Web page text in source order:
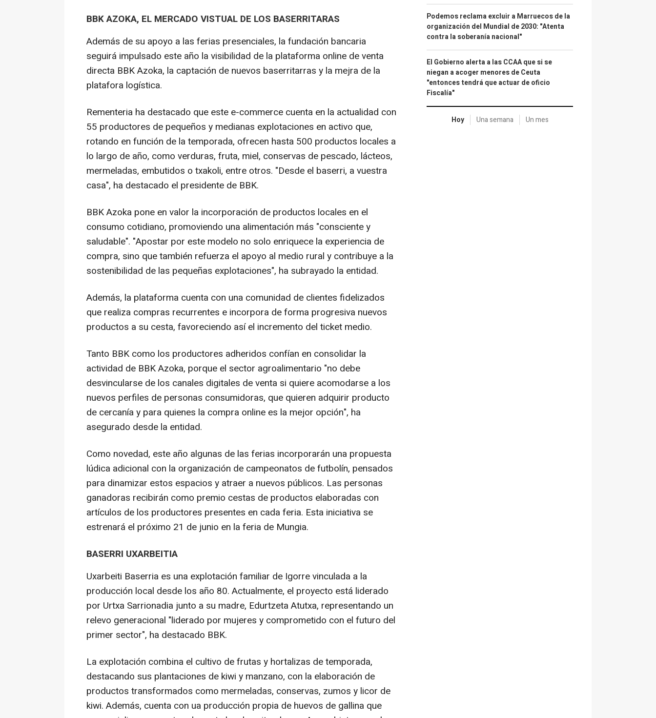
BBK AZOKA, EL MERCADO VISTUAL DE LOS BASERRITARAS
Además de su apoyo a las ferias presenciales, la fundación bancaria
seguirá impulsado este año la visibilidad de la plataforma online de venta
directa BBK Azoka, la captación de nuevos baserritarras y la mejra de la
platafora logística.
Rementeria ha destacado que este e-commerce cuenta en la actualidad con
55 productores de pequeños y medianas explotaciones en activo que,
rotando en función de la temporada, ofrecen hasta 500 productos locales a
lo largo de año, como verduras, fruta, miel, conservas de pescado, lácteos,
mermeladas, embutidos o txakoli, entre otros. "Desde el baserri, a vuestra
casa", ha destacado el presidente de BBK.
BBK Azoka pone en valor la incorporación de productos locales en el
consumo cotidiano, promoviendo una alimentación más "consciente y
saludable". "Apostar por este modelo no solo enriquece la experiencia de
compra, sino que también refuerza el apoyo al medio rural y contribuye a la
sostenibilidad de las pequeñas explotaciones", ha subrayado la entidad.
Además, la plataforma cuenta con una comunidad de clientes fidelizados
que realiza compras recurrentes e incorpora de forma progresiva nuevos
productos a su cesta, favoreciendo así el incremento del ticket medio.
Tanto BBK como los productores adheridos confían en consolidar la
actividad de BBK Azoka, porque el sector agroalimentario "no debe
desvincularse de los canales digitales de venta si quiere acomodarse a los
nuevos perfiles de personas consumidoras, que quieren adquirir producto
de cercanía y para quienes la compra online es la mejor opción", ha
asegurado desde la entidad.
Como novedad, este año algunas de las ferias incorporarán una propuesta
lúdica adicional con la organización de campeonatos de futbolín, pensados
para dinamizar estos espacios y atraer a nuevos públicos. Las personas
ganadoras recibirán como premio cestas de productos elaboradas con
artículos de los productores presentes en cada feria. Esta iniciativa se
estrenará el próximo 21 de junio en la feria de Mungia.
BASERRI UXARBEITIA
Uxarbeiti Baserria es una explotación familiar de Igorre vinculada a la
producción local desde los año 80. Actualmente, el proyecto está liderado
por Urtxa Sarrionadia junto a su madre, Edurtzeta Atutxa, representando un
relevo generacional "liderado por mujeres y comprometido con el futuro del
primer sector", ha destacado BBK.
La explotación combina el cultivo de frutas y hortalizas de temporada,
destacando sus plantaciones de kiwi y manzano, con la elaboración de
productos transformados como mermeladas, conservas, zumos y licor de
kiwi. Además, cuenta con ua producción propia de huevos de gallina que
Podemos reclama excluir a Marruecos de la
organización del Mundial de 2030: "Atenta
contra la soberanía nacional"
El Gobierno alerta a las CCAA que si se
niegan a acoger menores de Ceuta
"entonces tendrá que actuar de oficio
Fiscalía"
Hoy Una semana Un mes